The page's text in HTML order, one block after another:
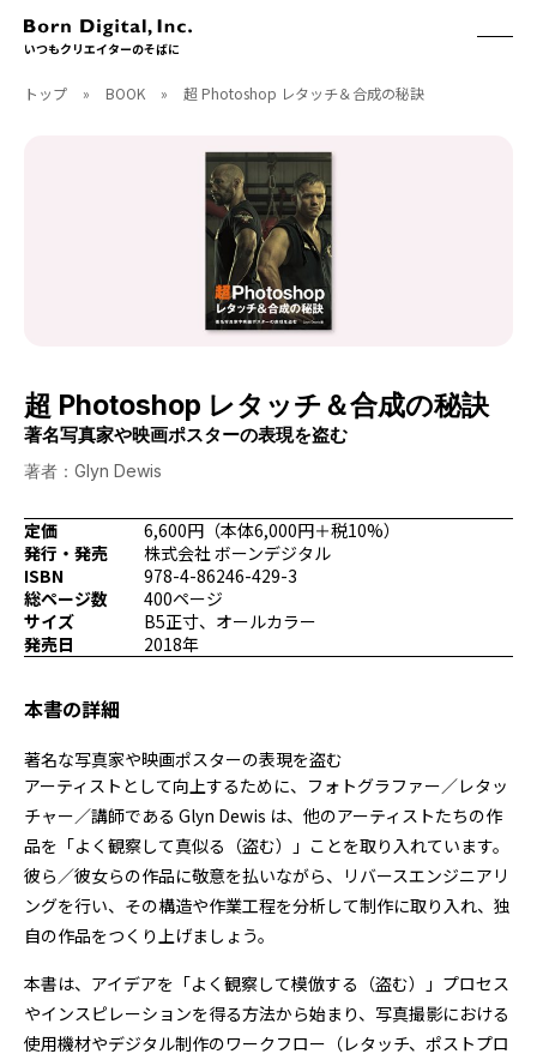
いつもクリエイターのそばに
ABOUT
CGWORLD
CGWORLD.jp
BOOK
刊行順
ゲーム/CG
映像/映画/アニメ
プログラミング/ウェブ
ファッション/デザイン/他
SEMINAR
有料セミナー
チュートリアル
トップ » BOOK » 超 Photoshop レタッチ＆合成の秘訣
超 Photoshop レタッチ＆合成の秘訣
著名写真家や映画ポスターの表現を盗む
著者：Glyn Dewis
定価
6,600円（本体6,000円＋税10%）
発行・発売
株式会社 ボーンデジタル
ISBN
978-4-86246-429-3
総ページ数
400ページ
サイズ
B5正寸、オールカラー
発売日
2018年
本書の詳細
著名な写真家や映画ポスターの表現を盗む
アーティストとして向上するために、フォトグラファー／レタッ
チャー／講師である Glyn Dewis は、他のアーティストたちの作
品を「よく観察して真似る（盗む）」ことを取り入れています。
彼ら／彼女らの作品に敬意を払いながら、リバースエンジニアリ
ングを行い、その構造や作業工程を分析して制作に取り入れ、独
自の作品をつくり上げましょう。
本書は、アイデアを「よく観察して模倣する（盗む）」プロセス
やインスピレーションを得る方法から始まり、写真撮影における
使用機材やデジタル制作のワークフロー（レタッチ、ポストプロ